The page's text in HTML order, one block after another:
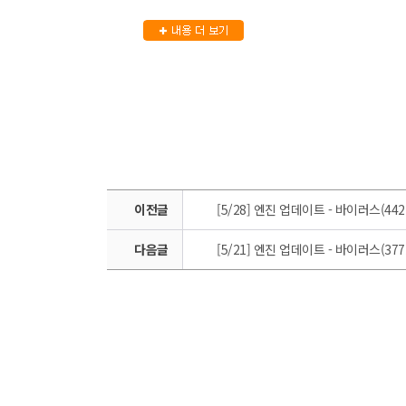
이전글 [5/28] 엔진 업데이트 - 바이러스
다음글 [5/21] 엔진 업데이트 - 바이러스